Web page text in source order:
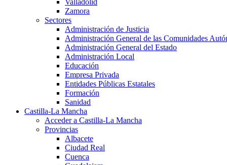
Valladolid
Zamora
Sectores
Administración de Justicia
Administración General de las Comunidades
Administración General del Estado
Administración Local
Educación
Empresa Privada
Entidades Públicas Estatales
Formación
Sanidad
Castilla-La Mancha
Acceder a Castilla-La Mancha
Provincias
Albacete
Ciudad Real
Cuenca